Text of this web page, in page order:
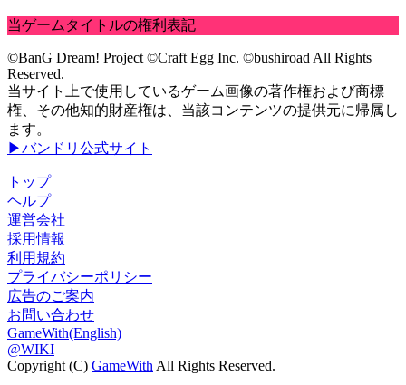
当ゲームタイトルの権利表記
©BanG Dream! Project ©Craft Egg Inc. ©bushiroad All Rights
Reserved.
当サイト上で使用しているゲーム画像の著作権および商標
権、その他知的財産権は、当該コンテンツの提供元に帰属し
ます。
▶バンドリ公式サイト
トップ
ヘルプ
運営会社
採用情報
利用規約
プライバシーポリシー
広告のご案内
お問い合わせ
GameWith(English)
@WIKI
Copyright (C) GameWith All Rights Reserved.